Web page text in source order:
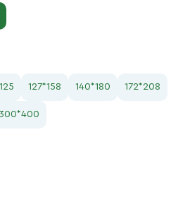
127*158 140*180 172*208